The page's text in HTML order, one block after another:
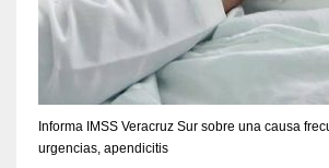
Informa IMSS Veracruz Sur sobre una causa
urgencias, apendicitis